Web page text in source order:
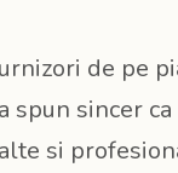
de pe
spun sincer
si